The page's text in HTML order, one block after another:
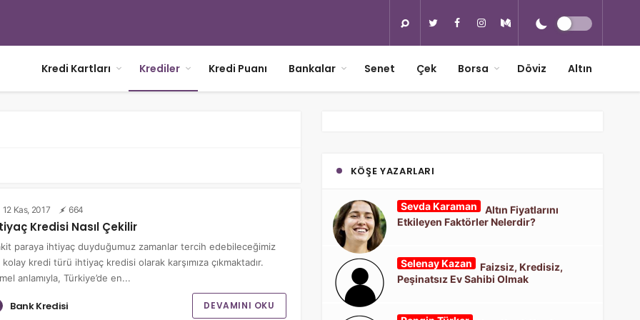
Kredi Kartları Krediler Kredi Puanı Bankalar Senet Çek Borsa Döviz Altın
12 Kas, 2017 664
Kredisi Nasıl Çekilir
paraya ihtiyaç duyduğumuz zamanlar tercih edebileceğimiz
kredi türü ihtiyaç kredisi olarak karşımıza çıkmaktadır.
anlamıyla, Türkiye’de en...
Bank Kredisi DEVAMINI OKU
KÖŞE YAZARLARI
Sevda Karaman
Altın Fiyatlarını
Etkileyen Faktörler Nelerdir?
Selenay Kazan
Faizsiz, Kredisiz,
Peşinatsız Ev Sahibi Olmak